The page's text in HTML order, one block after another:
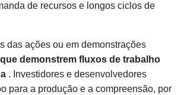
de recursos e longos ciclos de
das ações ou em demonstrações
demonstrem fluxos de trabalho
. Investidores e desenvolvedores
para a produção e a compreensão, por